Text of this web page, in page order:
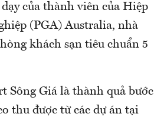
của thành viên của Hiệp
(PGA) Australia, nhà
khách sạn tiêu chuẩn 5
Sông Giá là thành quả bước
thu được từ các dự án tại